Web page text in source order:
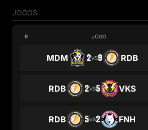
JOGOS
R JOGO
MDM 2VS9 RDB
RDB 2VS5 VKS
RDB 5VS2 FNH